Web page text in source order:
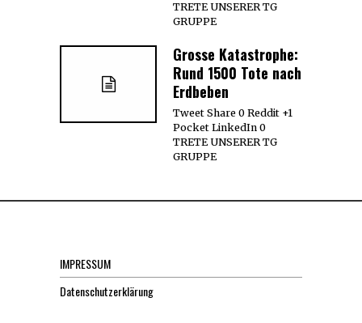
TRETE UNSERER TG
GRUPPE
Grosse Katastrophe:
Rund 1500 Tote nach
Erdbeben
Tweet Share 0 Reddit +1
Pocket LinkedIn 0
TRETE UNSERER TG
GRUPPE
IMPRESSUM
Datenschutzerklärung